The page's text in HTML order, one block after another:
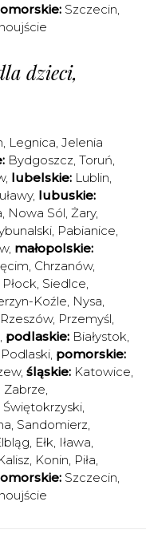
Szczecin,
dzieci,
, Legnica, Jelenia
Bydgoszcz, Toruń,
, lubelskie: Lublin,
, lubuskie:
, Nowa Sól, Żary,
, Pabianice,
, małopolskie:
, Chrzanów,
Płock, Siedlce,
Koźle, Nysa,
Rzeszów, Przemyśl,
, podlaskie: Białystok,
, pomorskie:
, śląskie: Katowice,
Zabrze,
,
, Sandomierz,
, Ełk, Iława,
, Konin, Piła,
Szczecin,